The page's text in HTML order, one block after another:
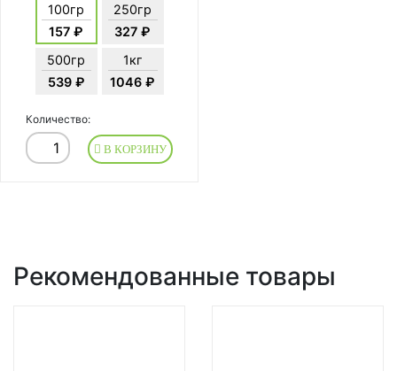
100гр
157 ₽
250гр
327 ₽
500гр
539 ₽
1кг
1046 ₽
Количество:
В КОРЗИНУ
Рекомендованные товары